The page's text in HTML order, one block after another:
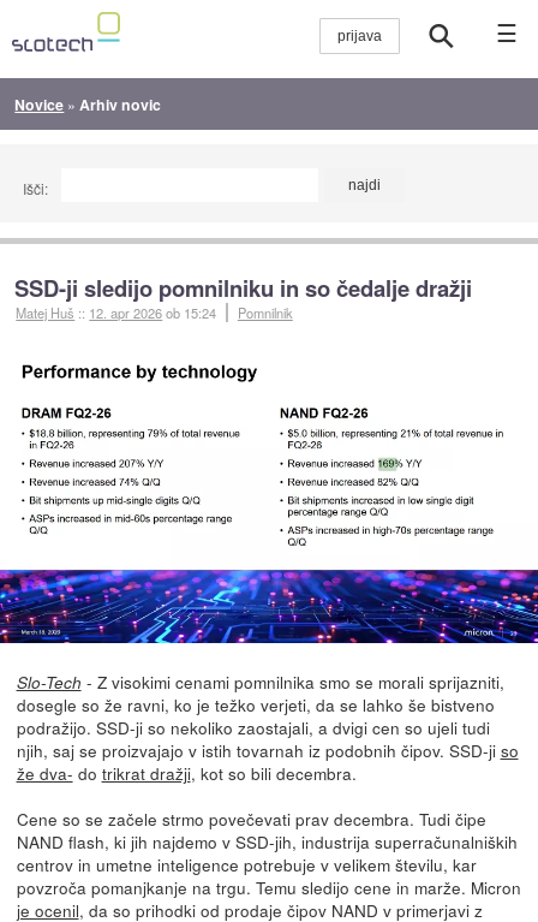
☰
Novice » Arhiv novic
Išči:
SSD-ji sledijo pomnilniku in so čedalje dražji
Matej Huš :: 12. apr 2026ob 15:24 Pomnilnik
Slo-Tech - Z visokimi cenami pomnilnika smo se morali sprijazniti,
dosegle so že ravni, ko je težko verjeti, da se lahko še bistveno
podražijo. SSD-ji so nekoliko zaostajali, a dvigi cen so ujeli tudi
njih, saj se proizvajajo v istih tovarnah iz podobnih čipov. SSD-ji so
že dva- do trikrat dražji, kot so bili decembra.
Cene so se začele strmo povečevati prav decembra. Tudi čipe
NAND flash, ki jih najdemo v SSD-jih, industrija superračunalniških
centrov in umetne inteligence potrebuje v velikem številu, kar
povzroča pomanjkanje na trgu. Temu sledijo cene in marže. Micron
je ocenil, da so prihodki od prodaje čipov NAND v primerjavi z